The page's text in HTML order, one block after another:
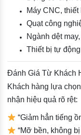
Máy CNC,
Quạt công
Ngành dệt
Thiết bị tự
Đánh Giá Từ Khách
Khách hàng lựa
nhận hiệu quả rõ rệt:
“Giảm hẳn tiếng
“Mỡ bền, không